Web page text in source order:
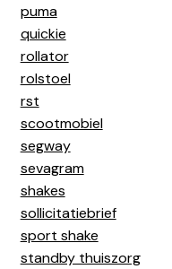
puma
quickie
rollator
rolstoel
rst
scootmobiel
segway
sevagram
shakes
sollicitatiebrief
sport shake
standby thuiszorg